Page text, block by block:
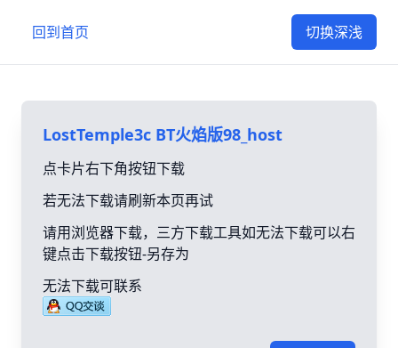
回到首页 切换深浅
LostTemple3c BT火焰版98_host
点卡片右下角按钮下载
若无法下载请刷新本页再试
请用浏览器下载，三方下载工具如无法下载可以右
键点击下载按钮-另存为
无法下载可联系